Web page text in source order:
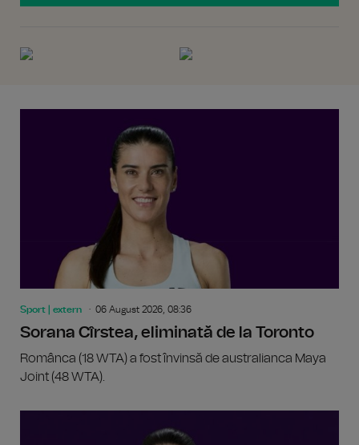
Sport | extern 06 August 2026, 08:36
Sorana Cîrstea, eliminată de la Toronto
Românca (18 WTA) a fost învinsă de australianca Maya
Joint (48 WTA).